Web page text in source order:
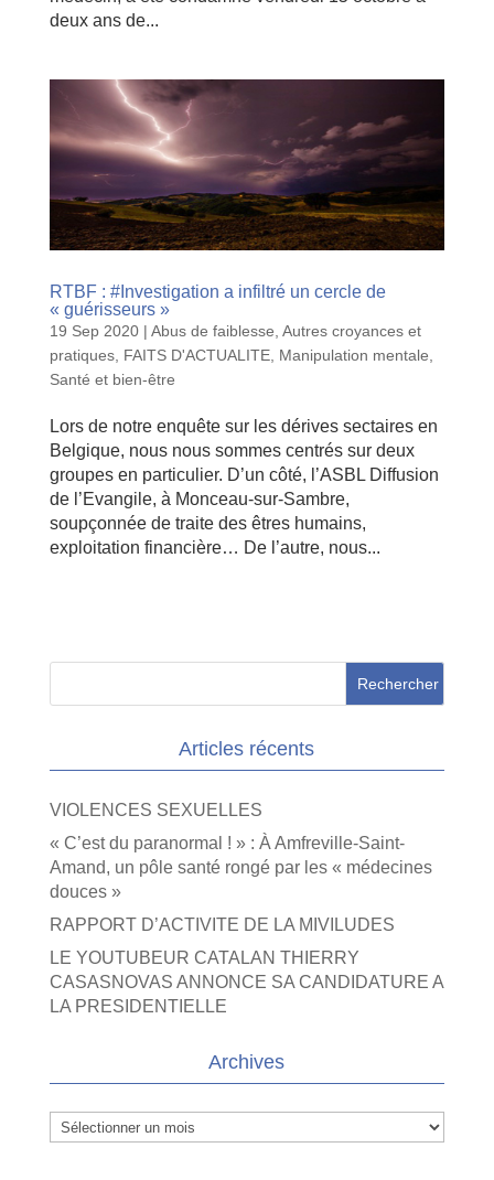
deux ans de...
RTBF : #Investigation a infiltré un cercle de
« guérisseurs »
19 Sep 2020| Abus de faiblesse, Autres croyances et
pratiques, FAITS D'ACTUALITE, Manipulation mentale,
Santé et bien-être
Lors de notre enquête sur les dérives sectaires en
Belgique, nous nous sommes centrés sur deux
groupes en particulier. D’un côté, l’ASBL Diffusion
de l’Evangile, à Monceau-sur-Sambre,
soupçonnée de traite des êtres humains,
exploitation financière… De l’autre, nous...
Articles récents
VIOLENCES SEXUELLES
« C’est du paranormal ! » : À Amfreville-Saint-
Amand, un pôle santé rongé par les « médecines
douces »
RAPPORT D’ACTIVITE DE LA MIVILUDES
LE YOUTUBEUR CATALAN THIERRY
CASASNOVAS ANNONCE SA CANDIDATURE A
LA PRESIDENTIELLE
Archives
Archives